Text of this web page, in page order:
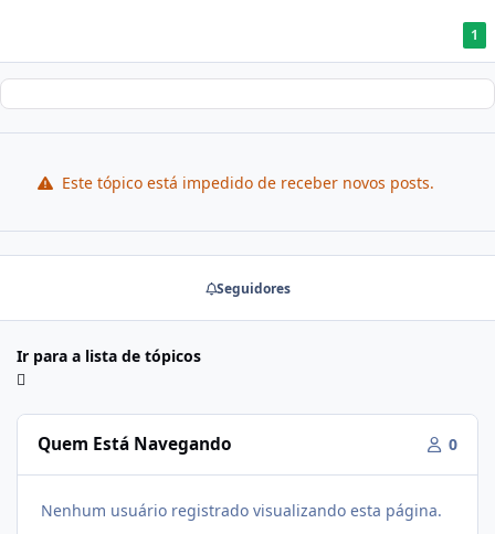
1
Este tópico está impedido de receber novos posts.
Seguidores
Ir para a lista de tópicos
Quem Está Navegando 0
Nenhum usuário registrado visualizando esta página.